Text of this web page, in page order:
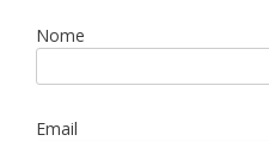
Nome
Email